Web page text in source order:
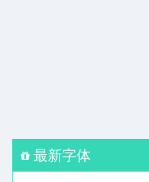
最新字体